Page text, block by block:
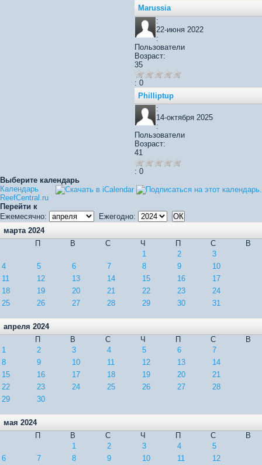
Marussia
:
22-июня 2022
:
Пользователи
Возраст:
35
: 0
Philliptup
:
14-октября 2025
:
Пользователи
Возраст:
41
: 0
Выберите календарь
Календарь
ReefCentral.ru
Перейти к
Ежемесячно:
Ежегодно:
марта 2024
П
В С Ч П С
В
1
2
3
4
5 6 7 8 9
10
11
12 13 14 15 16
17
18
19 20 21 22 23
24
25
26 27 28 29 30 31
апреля 2024
П
В С Ч П С
В
1
2 3 4 5 6
7
8
9 10 11 12 13
14
15
16 17 18 19 20
21
22
23 24 25 26 27
28
29
30
мая 2024
П
В С Ч П С
В
1
2 3 4
5
6
7 8 9 10 11 12